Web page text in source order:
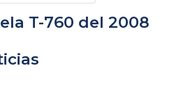
T-760 del 2008